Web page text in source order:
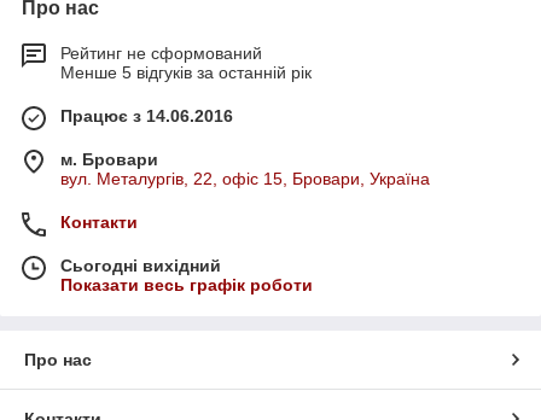
Про нас
Рейтинг не сформований
Менше 5 відгуків за останній рік
Працює з 14.06.2016
м. Бровари
вул. Металургів, 22, офіс 15, Бровари, Україна
Контакти
Сьогодні вихідний
Показати весь графік роботи
Про нас